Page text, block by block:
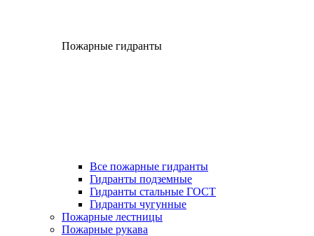
Пожарные гидранты
Все пожарные гидранты
Гидранты подземные
Гидранты стальные ГОСТ
Гидранты чугунные
Пожарные лестницы
Пожарные рукава